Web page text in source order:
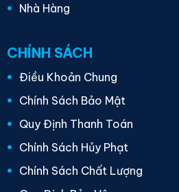
Nhà Hàng
CHÍNH SÁCH
Điều Khoản Chung
Chính Sách Bảo Mật
Quy Định Thanh Toán
Chính Sách Hủy Phạt
Chính Sách Chất Lượng